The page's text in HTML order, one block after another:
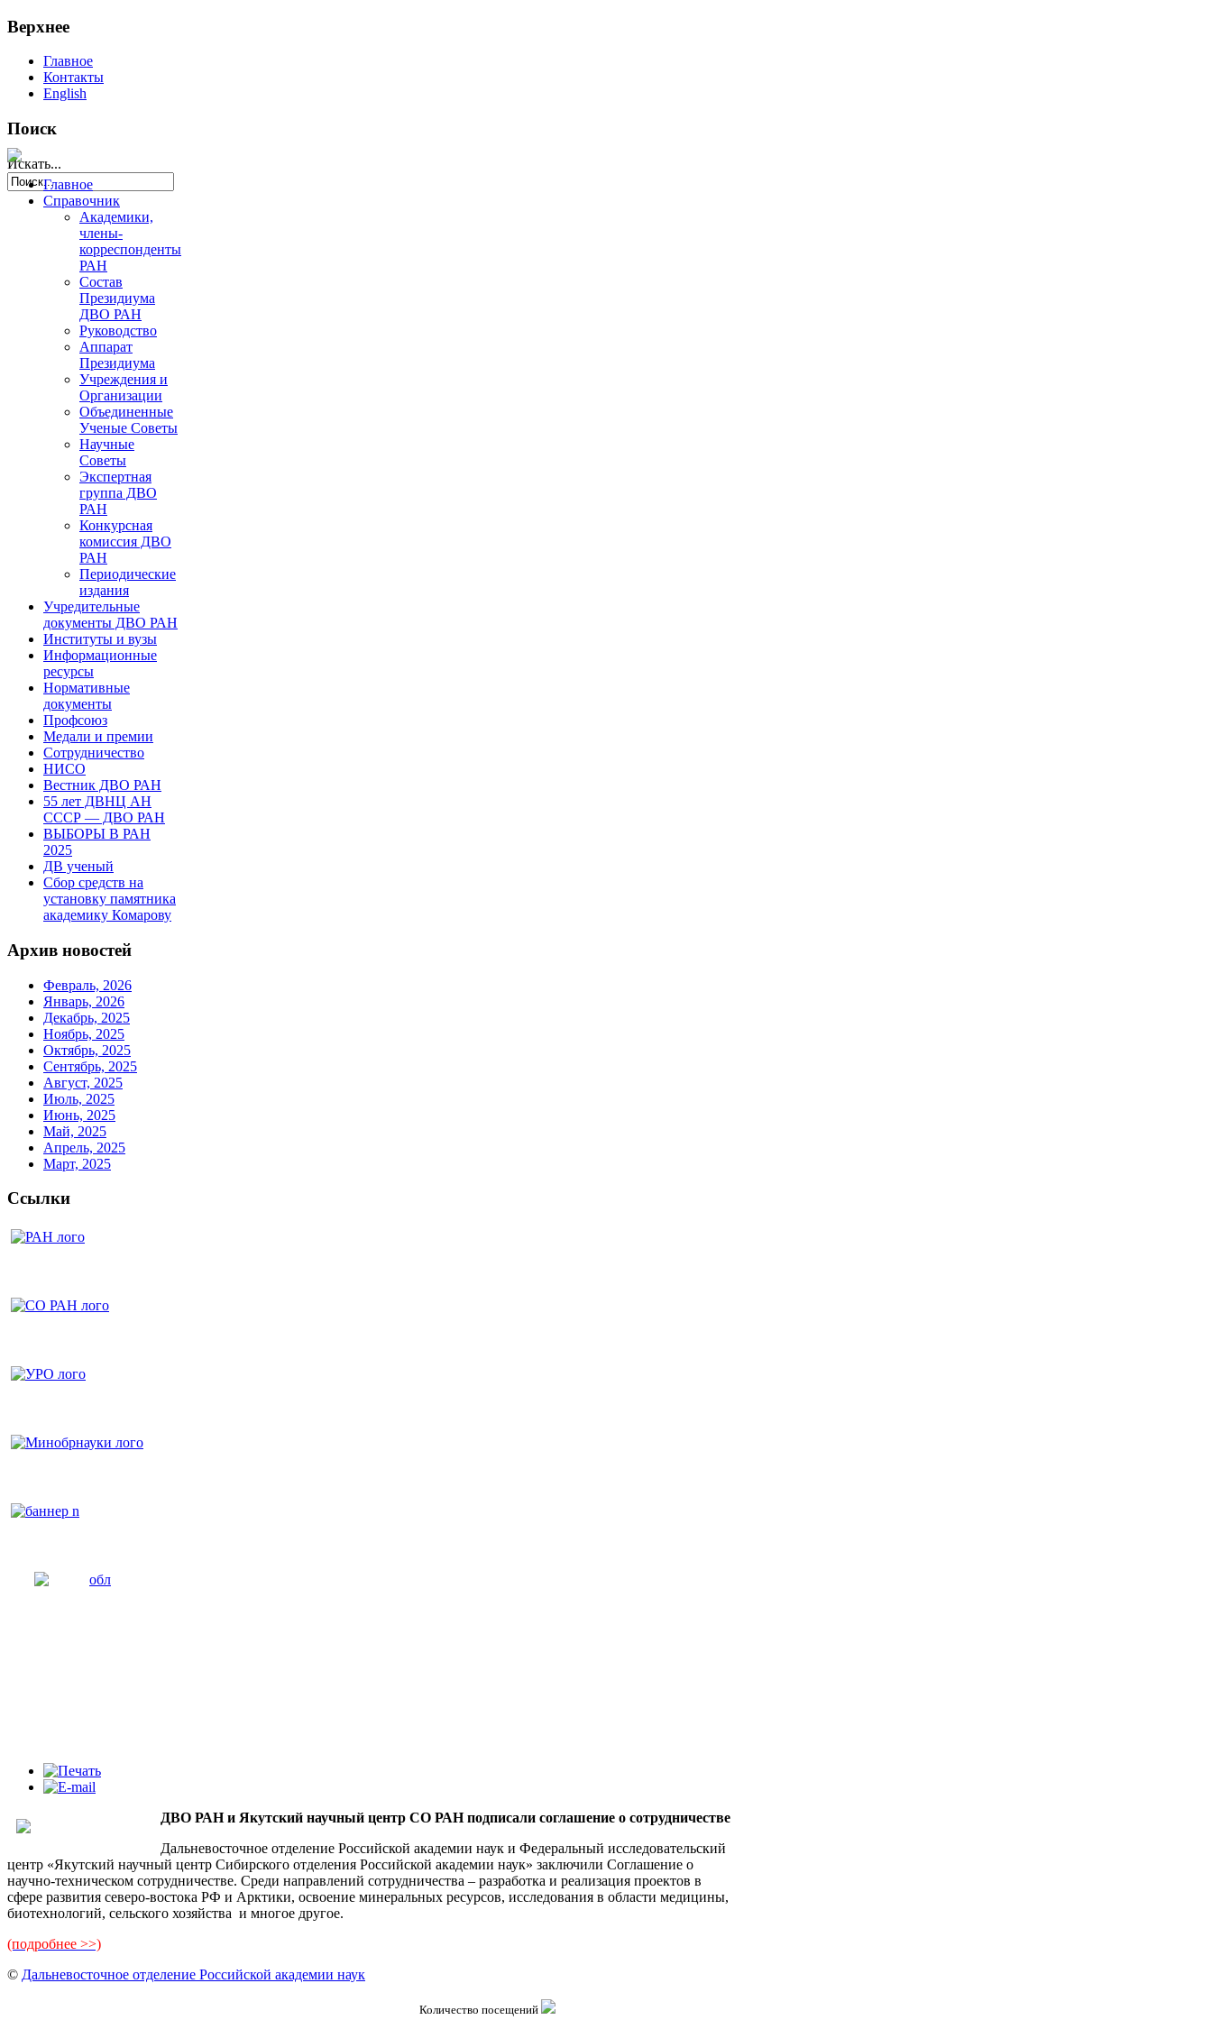
Верхнее
Главное
Контакты
English
Поиск
Искать...
Главное
Справочник
Академики,
члены-
корреспонденты
РАН
Состав
Президиума
ДВО РАН
Руководство
Аппарат
Президиума
Учреждения и
Организации
Объединенные
Ученые Советы
Научные
Советы
Экспертная
группа ДВО
РАН
Конкурсная
комиссия ДВО
РАН
Периодические
издания
Учредительные
документы ДВО РАН
Институты и вузы
Информационные
ресурсы
Нормативные
документы
Профсоюз
Медали и премии
Сотрудничество
НИСО
Вестник ДВО РАН
55 лет ДВНЦ АН
СССР — ДВО РАН
ВЫБОРЫ В РАН
2025
ДВ ученый
Сбор средств на
установку памятника
академику Комарову
Архив новостей
Февраль, 2026
Январь, 2026
Декабрь, 2025
Ноябрь, 2025
Октябрь, 2025
Сентябрь, 2025
Август, 2025
Июль, 2025
Июнь, 2025
Май, 2025
Апрель, 2025
Март, 2025
Ссылки
ДВО РАН и Якутский научный центр СО РАН подписали соглашение о сотрудничестве
Дальневосточное отделение Российской академии наук и Федеральный исследовательский
центр «Якутский научный центр Сибирского отделения Российской академии наук» заключили Соглашение о
научно-техническом сотрудничестве. Среди направлений сотрудничества – разработка и реализация проектов в
сфере развития северо-востока РФ и Арктики, освоение минеральных ресурсов, исследования в области медицины,
биотехнологий, сельского хозяйства и многое другое.
(подробнее >>)
© Дальневосточное отделение Российской академии наук
Количество посещений